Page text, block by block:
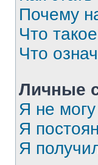
Почему
Что
Что
Личные
Я не
Я
Я